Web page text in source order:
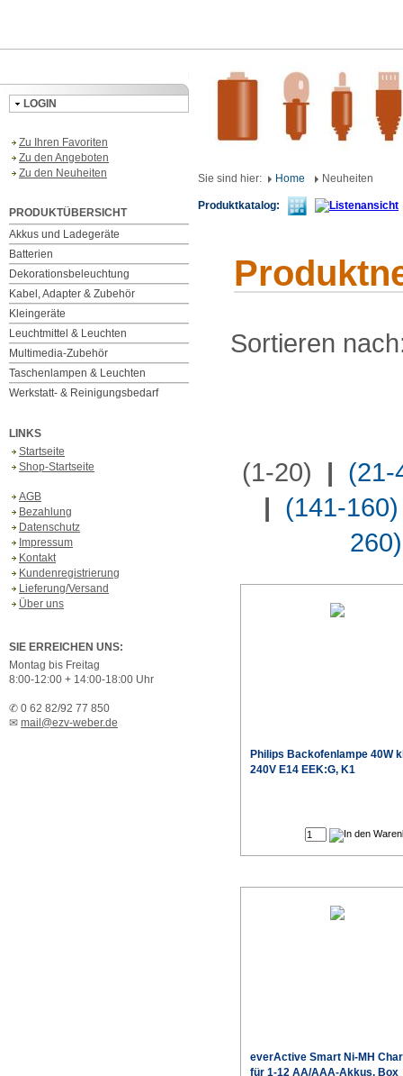
LOGIN
Zu Ihren Favoriten
Zu den Angeboten
Zu den Neuheiten
PRODUKTÜBERSICHT
Akkus und Ladegeräte
Batterien
Dekorationsbeleuchtung
Kabel, Adapter & Zubehör
Kleingeräte
Leuchtmittel & Leuchten
Multimedia-Zubehör
Taschenlampen & Leuchten
Werkstatt- & Reinigungsbedarf
LINKS
Startseite
Shop-Startseite
AGB
Bezahlung
Datenschutz
Impressum
Kontakt
Kundenregistrierung
Lieferung/Versand
Über uns
SIE ERREICHEN UNS:
Montag bis Freitag
8:00-12:00 + 14:00-18:00 Uhr
✆ 0 62 82/92 77 850
✉ mail@ezv-weber.de
Sie sind hier: Home Neuheiten
Produktkatalog:
Sortieren
(1-20) | (21-
| (141-160)
260)
Philips Backofenlampe 40W
240V E14 EEK:G, K1
everActive Smart Ni-MH
für 1-12 AA/AAA-Akkus, Box